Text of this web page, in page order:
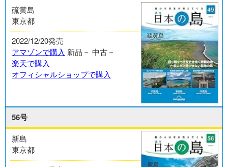
硫黄島
東京都
2022/12/20発売
アマゾンで購入 新品－ 中古－
楽天で購入
オフィシャルショップで購入
56号
新島
東京都